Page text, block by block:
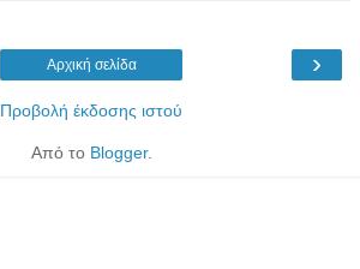
›
Αρχική σελίδα
Προβολή έκδοσης ιστού
Από το Blogger.